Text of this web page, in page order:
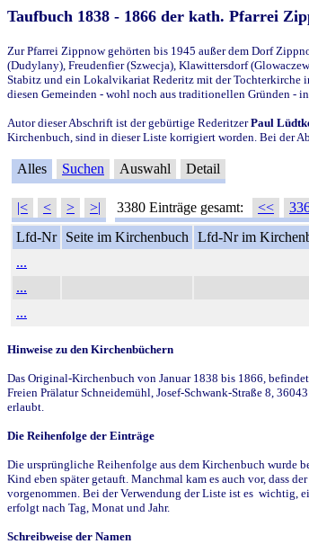
Taufbuch 1838 - 1866 der kath. Pfarrei
Zur Pfarrei Zippnow gehörten bis 1945 außer dem Dorf
(Dudylany), Freudenfier (Szwecja), Klawittersdorf
Stabitz und ein Lokalvikariat Rederitz mit der Tochterkirche
diesen Gemeinden - wohl noch aus traditionellen Gründen -
Autor dieser Abschrift ist der gebürtige RederitzerPaul
Kirchenbuch, sind in dieser Liste korrigiert worden. Bei der
Alles Suchen Auswahl Detail
|< < > >| 3380 Einträge gesamt: <<
Lfd-Nr
Seite im Kirchenbuch Lfd-Nr im
...
...
...
Hinweise zu den Kirchenbüchern
Das Original-Kirchenbuch von Januar 1838 bis 1866,
Freien Prälatur Schneidemühl, Josef-Schwank-Straße 8,
erlaubt.
Die Reihenfolge der Einträge
Die ursprüngliche Reihenfolge aus dem Kirchenbuch wurde
Kind eben später getauft. Manchmal kam es auch vor, dass
vorgenommen. Bei der Verwendung der Liste ist es wichtig,
erfolgt nach Tag, Monat und Jahr.
Schreibweise der Namen